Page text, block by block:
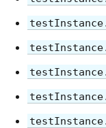
Віртуальний